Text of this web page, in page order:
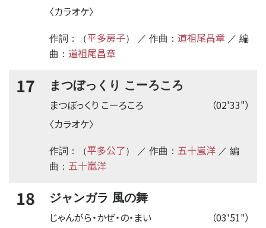
〈カラオケ〉
作詞：（平多房子） ／ 作曲： 道祖尾昌章 ／ 編
曲： 道祖尾昌章
17 まつぼっくり こーろころ
（02'33"）
まつぼっくり こーろころ
〈カラオケ〉
作詞：（平多公了） ／ 作曲： 五十嵐洋 ／ 編
曲： 五十嵐洋
18 ジャンガラ 風の舞
（03'51"）
じゃんがら・かぜ・の・まい